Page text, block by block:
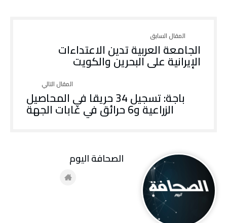
الجامعة العربية تدين الاعتداءات
الإيرانية على البحرين والكويت
باجة: تسجيل 34 حريقا في المحاصيل
الزراعية و6 حرائق في غابات الجهة